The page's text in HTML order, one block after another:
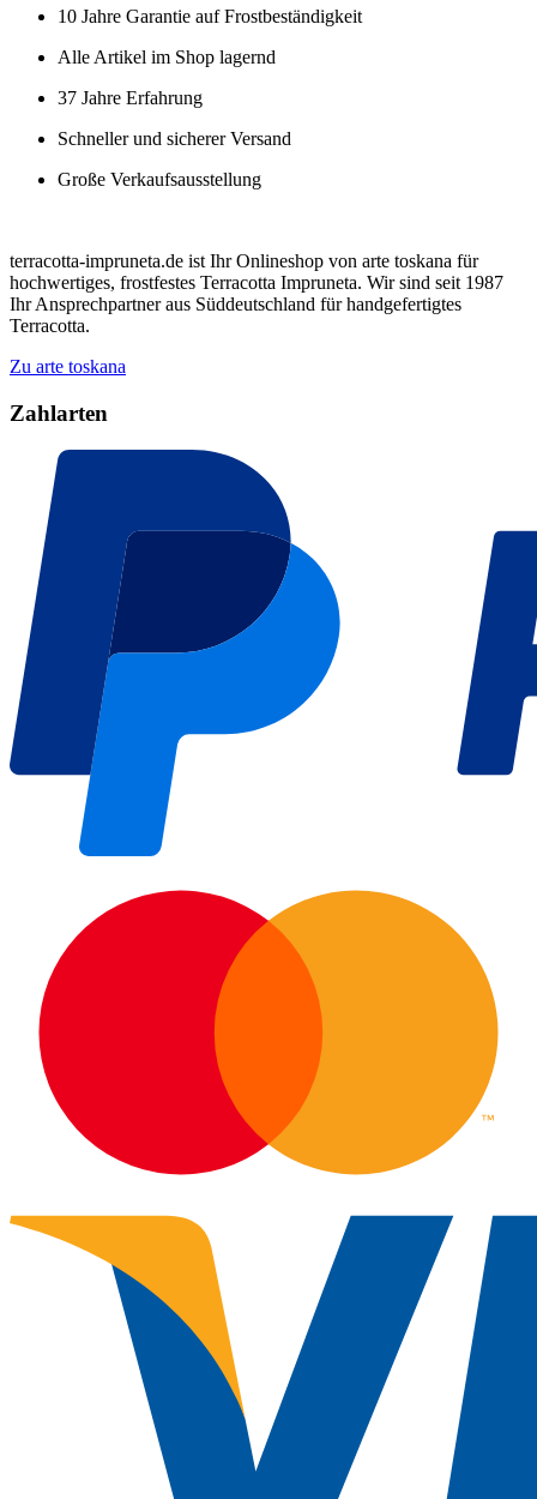
10 Jahre Garantie auf Frostbeständigkeit
Alle Artikel im Shop lagernd
37 Jahre Erfahrung
Schneller und sicherer Versand
Große Verkaufsausstellung
terracotta-impruneta.de ist Ihr Onlineshop von arte toskana für
hochwertiges, frostfestes Terracotta Impruneta. Wir sind seit 1987
Ihr Ansprechpartner aus Süddeutschland für handgefertigtes
Terracotta.
Zu arte toskana
Zahlarten